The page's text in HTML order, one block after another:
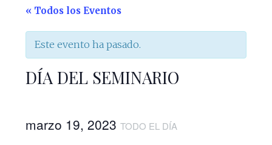
« Todos los Eventos
Este evento ha pasado.
DÍA DEL SEMINARIO
marzo 19, 2023TODO EL DÍA